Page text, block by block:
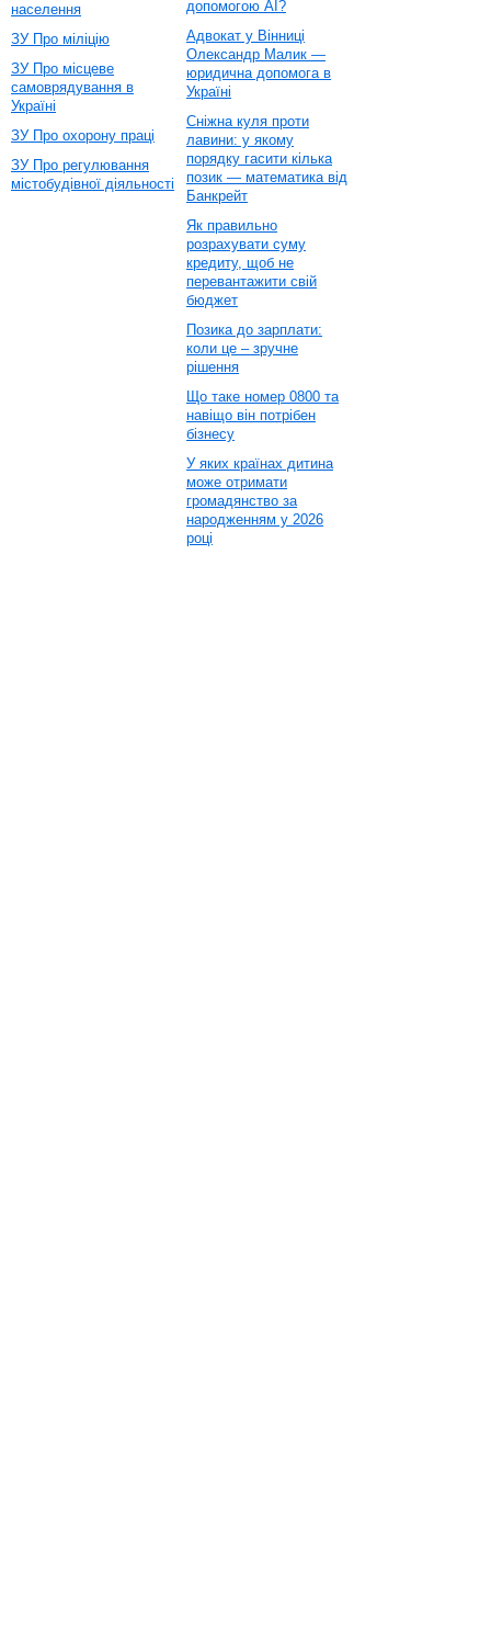
населення
ЗУ Про міліцію
ЗУ Про місцеве
самоврядування в
Україні
ЗУ Про охорону праці
ЗУ Про регулювання
містобудівної діяльності
допомогою AI?
Адвокат у Вінниці
Олександр Малик —
юридична допомога в
Україні
Сніжна куля проти
лавини: у якому
порядку гасити кілька
позик — математика від
Банкрейт
Як правильно
розрахувати суму
кредиту, щоб не
перевантажити свій
бюджет
Позика до зарплати:
коли це – зручне
рішення
Що таке номер 0800 та
навіщо він потрібен
бізнесу
У яких країнах дитина
може отримати
громадянство за
народженням у 2026
році